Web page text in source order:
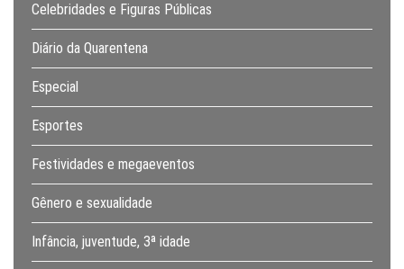
Celebridades e Figuras Públicas
Diário da Quarentena
Especial
Esportes
Festividades e megaeventos
Gênero e sexualidade
Infância, juventude, 3ª idade